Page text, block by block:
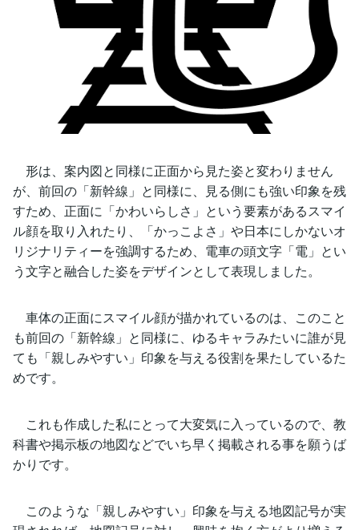
形は、案内図と同様に正面から見た姿と変わりません
が、前回の「新幹線」と同様に、見る側にも強い印象を残
すため、正面に「かわいらしさ」という要素があるスマイ
ル顔を取り入れたり、「かっこよさ」や日本にしかないオ
リジナリティーを強調するため、電車の頭文字「電」とい
う文字と融合した姿をデザインとして表現しました。
車体の正面にスマイル顔が描かれているのは、このこと
も前回の「新幹線」と同様に、ゆるキャラみたいに誰が見
ても「親しみやすい」印象を与える役割を果たしているた
めです。
これも作成した私にとって大変気に入っているので、教
科書や掲示板の地図などでいち早く掲載される事を願うば
かりです。
このような「親しみやすい」印象を与える地図記号が実